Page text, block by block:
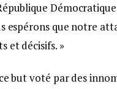
espérons que notre
et décisifs. »
but voté par des